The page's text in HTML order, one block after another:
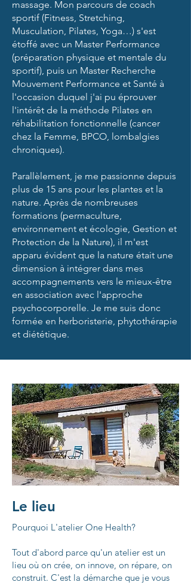
massage. Mon parcours de coach
sportif (Fitness, Stretching,
Musculation, Pilates, Yoga…) s'est
étoffé avec un Master Performance
(préparation physique et mentale du
sportif), puis un Master Recherche
Mouvement Performance et Santé à
l'occasion duquel j'ai pu éprouver
l'intérêt de la méthode Pilates en
réhabilitation fonctionnelle (cancer
chez la Femme, BPCO, lombalgies
chroniques).
Parallèlement, je me passionne depuis
plus de 15 ans pour les plantes et la
nature. Après de nombreuses
formations (permaculture,
environnement et écologie, Gestion et
Protection de la Nature), il m'est
apparu évident que la nature était une
dimension à intégrer dans mes
accompagnements vers le mieux-être
en association avec l'approche
psychocorporelle. Je me suis donc
formée en herboristerie, phytothérapie
et diététique.
Le lieu
Pourquoi L'atelier One Health?
Tout d'abord parce qu'un atelier est un
lieu où on crée, on innove, on répare, on
construit. C'est la démarche que je vous